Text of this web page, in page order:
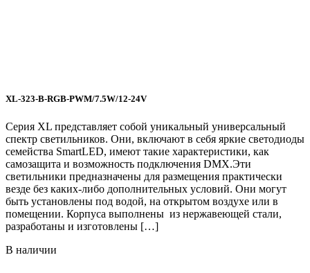
XL-323-B-RGB-PWM/7.5W/12-24V
Серия XL представляет собой уникальный универсальный
спектр светильников. Они, включают в себя яркие светодиоды
семейства SmartLED, имеют такие характеристики, как
самозащита и возможность подключения DMX.Эти
светильники предназначены для размещения практически
везде без каких-либо дополнительных условий. Они могут
быть установлены под водой, на открытом воздухе или в
помещении. Корпуса выполнены из нержавеющей стали,
разработаны и изготовлены […]
В наличии